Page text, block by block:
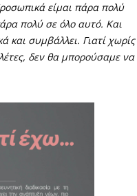
είμαι πάρα πολύ
πολύ σε όλο αυτό. Και
και συμβάλλει. Γιατί χωρίς
δεν θα μπορούσαμε να